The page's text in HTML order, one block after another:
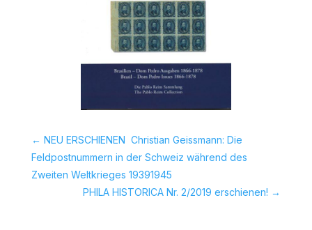
← NEU ERSCHIENEN  Christian Geissmann: Die
Feldpostnummern in der Schweiz während des
Zweiten Weltkrieges 19391945
PHILA HISTORICA Nr. 2/2019 erschienen! →